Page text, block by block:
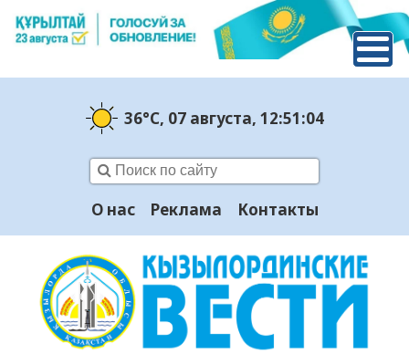
36°C, 07 августа, 12:51:05
О нас Реклама Контакты